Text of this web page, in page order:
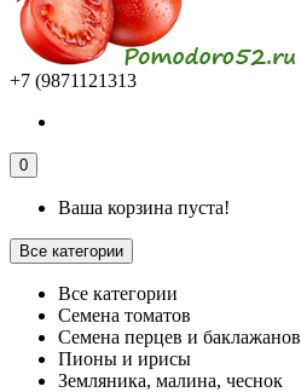
+7 (9871121313
0
Ваша корзина пуста!
Все категории
Все категории
Семена томатов
Семена перцев и баклажанов
Пионы и ирисы
Земляника, малина, чеснок